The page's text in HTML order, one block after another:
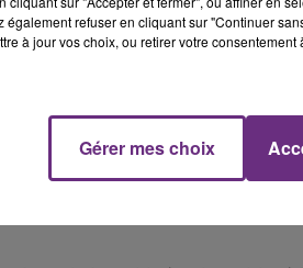
Champ Benoist à Sézanne.
de la République et prendra
avec possibilité de
également refuser en cliquant sur "Continuer
à jour vos choix, ou retirer votre
Gérer mes choix